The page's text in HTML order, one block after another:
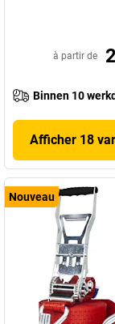
à partir de
Binnen 10
Afficher 18
Nouveau